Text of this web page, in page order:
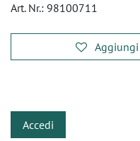
Art. Nr.: 98100711
Accedi